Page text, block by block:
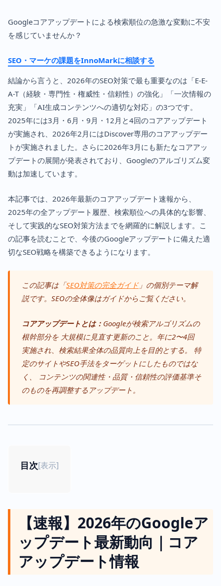
Googleコアアップデートによる検索順位の急激な変動に不安
を感じていませんか？
SEO・マーケの課題をInnoMarkに相談する
結論から言うと、2026年のSEO対策で最も重要なのは「E-E-
A-T（経験・専門性・権威性・信頼性）の強化」「一次情報の
充実」「AI生成コンテンツへの適切な対応」の3つです。
2025年には3月・6月・9月・12月と4回のコアアップデート
が実施され、2026年2月にはDiscover専用のコアアップデー
トが実施されました。さらに2026年3月にも新たなコアアッ
プデートの展開が発表されており、Googleのアルゴリズム変
動は加速しています。
本記事では、2026年最新のコアアップデート速報から、
2025年の全アップデート履歴、検索順位への具体的な影響、
そして実践的なSEO対策方法までを網羅的に解説します。こ
の記事を読むことで、今後のGoogleアップデートに備えた適
切なSEO戦略を構築できるようになります。
この記事は「SEO対策の完全ガイド」の個別テーマ解
説です。SEOの全体像はガイドからご覧ください。
コアアップデートとは： Googleが検索アルゴリズムの
根幹部分を 大規模に見直す更新のこと。年に2〜4回
実施され、検索結果全体の品質向上を目的とする。 特
定のサイトやSEO手法をターゲットにしたものではな
く、 コンテンツの関連性・品質・信頼性の評価基準そ
のものを再調整するアップデート。
目次[表示]
【速報】2026年のGoogleア
ップデート最新動向｜コア
アップデート情報